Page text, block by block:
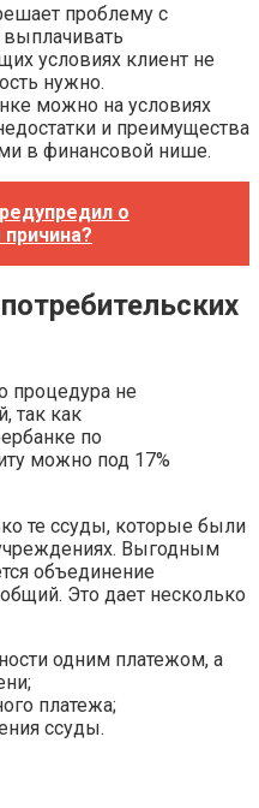
проблему с
условиях клиент не
нужно.
можно на условиях
и преимущества
в финансовой нише.
о
процедура не
так как
по
можно под 17%
те ссуды, которые были
Выгодным
объединение
Это дает несколько
одним платежом, а
платежа;
ссуды.